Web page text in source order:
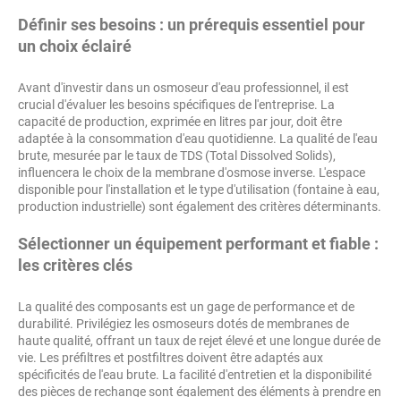
Définir ses besoins : un prérequis essentiel pour
un choix éclairé
Avant d'investir dans un osmoseur d'eau professionnel, il est
crucial d'évaluer les besoins spécifiques de l'entreprise. La
capacité de production, exprimée en litres par jour, doit être
adaptée à la consommation d'eau quotidienne. La qualité de l'eau
brute, mesurée par le taux de TDS (Total Dissolved Solids),
influencera le choix de la membrane d'osmose inverse. L'espace
disponible pour l'installation et le type d'utilisation (fontaine à eau,
production industrielle) sont également des critères déterminants.
Sélectionner un équipement performant et fiable :
les critères clés
La qualité des composants est un gage de performance et de
durabilité. Privilégiez les osmoseurs dotés de membranes de
haute qualité, offrant un taux de rejet élevé et une longue durée de
vie. Les préfiltres et postfiltres doivent être adaptés aux
spécificités de l'eau brute. La facilité d'entretien et la disponibilité
des pièces de rechange sont également des éléments à prendre en